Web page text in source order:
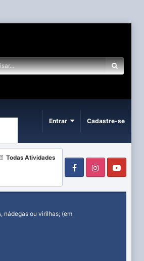
Entrar Cadastre-se
Todas Atividades
FacebookInstagram
nádegas ou virilhas; (em